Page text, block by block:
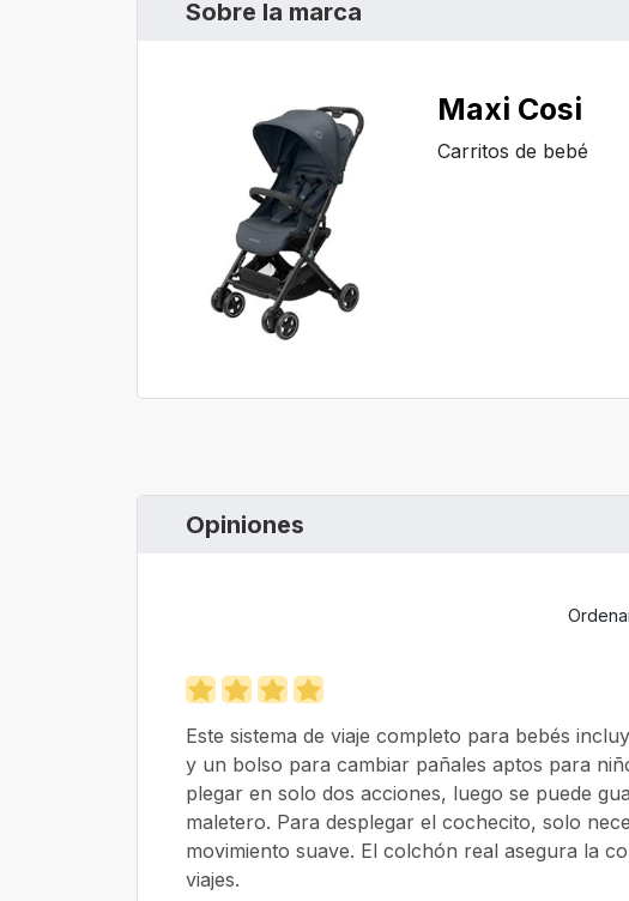
Sobre la marca
Maxi Cosi
Carritos de bebé
Opiniones
Este sistema de viaje completo para bebés
y un bolso para cambiar pañales aptos para
plegar en solo dos acciones, luego se puede
maletero. Para desplegar el cochecito, solo
movimiento suave. El colchón real asegura la
viajes.